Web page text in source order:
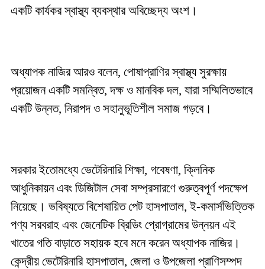
একটি কার্যকর স্বাস্থ্য ব্যবস্থার অবিচ্ছেদ্য অংশ।
অধ্যাপক নাজির আরও বলেন, পোষাপ্রাণির স্বাস্থ্য সুরক্ষায়
প্রয়োজন একটি সমন্বিত, দক্ষ ও মানবিক দল, যারা সম্মিলিতভাবে
একটি উন্নত, নিরাপদ ও সহানুভূতিশীল সমাজ গড়বে।
সরকার ইতোমধ্যে ভেটেরিনারি শিক্ষা, গবেষণা, ক্লিনিক
আধুনিকায়ন এবং ডিজিটাল সেবা সম্প্রসারণে গুরুত্বপূর্ণ পদক্ষেপ
নিয়েছে। ভবিষ্যতে বিশেষায়িত পেট হাসপাতাল, ই-কমার্সভিত্তিক
পণ্য সরবরাহ এবং জেনেটিক ব্রিডিং প্রোগ্রামের উন্নয়ন এই
খাতের গতি বাড়াতে সহায়ক হবে মনে করেন অধ্যাপক নাজির।
কেন্দ্রীয় ভেটেরিনারি হাসপাতাল, জেলা ও উপজেলা প্রাণিসম্পদ